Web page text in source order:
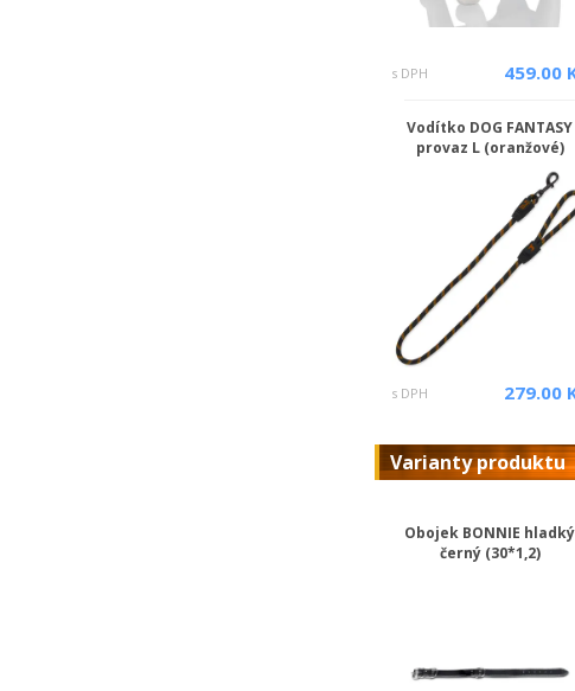
s DPH 459.00
Vodítko DOG FANTASY
provaz L (oranžové)
s DPH 279.00
Varianty produktu
Obojek BONNIE hladký
černý (30*1,2)